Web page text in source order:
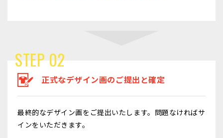
STEP 02
正式なデザイン画のご提出と確定
最終的なデザイン画をご提出いたします。問題なければサ
インをいただきます。